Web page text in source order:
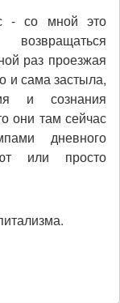
- со мной это
раз проезжая
и сама застыла,
и сознания
они там сейчас
дневного
или просто